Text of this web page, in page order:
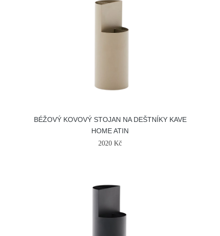
BÉŽOVÝ KOVOVÝ STOJAN NA DEŠTNÍKY KAVE
HOME ATIN
2020 Kč